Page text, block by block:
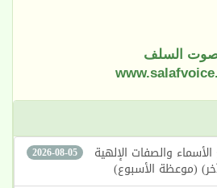
السلف
2026-08-05 الأسماء والصفات الإلهية